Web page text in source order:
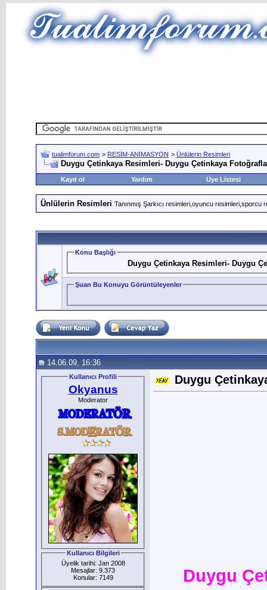
tualimforum.com > RESİM-ANİMASYON > Ünlülerin Resimleri
Duygu Çetinkaya Resimleri- Duygu Çetinkaya
Kayıt ol Yardım Üye Listesi
Ünlülerin Resimleri Tanınmış Şarkıcı resimleri,oyuncu
Konu Başlığı
Duygu Çetinkaya Resimleri- Duygu
Şuan Bu Konuyu Görüntüleyenler
14.06.09, 16:36
Kullanıcı Profili
Okyanus
Moderator
Kullanıcı Bilgileri
Üyelik tarihi: Jan 2008
Mesajlar: 9.373
Konular: 7149
Duygu
Duygu